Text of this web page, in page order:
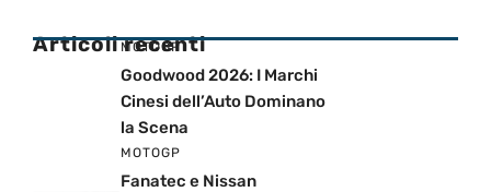
Articoli recenti
MOTOGP
Goodwood 2026: I Marchi
Cinesi dell’Auto Dominano
la Scena
MOTOGP
Fanatec e Nissan